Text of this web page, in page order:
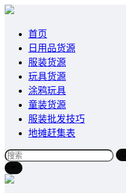
首页
日用品货源
服装货源
玩具货源
涂鸦玩具
童装货源
服装批发技巧
地摊赶集表